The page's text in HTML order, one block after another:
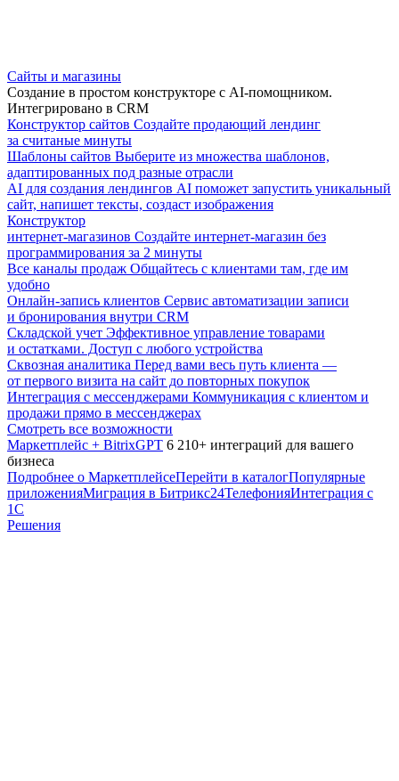
Сайты и магазины
Создание в простом конструкторе с AI-помощником.
Интегрировано в CRM
Конструктор сайтов Создайте продающий лендинг
за считаные минуты
Шаблоны сайтов Выберите из множества шаблонов,
адаптированных под разные отрасли
AI для создания лендингов AI поможет запустить уникальный
сайт, напишет тексты, создаст изображения
Конструктор
интернет-магазинов Создайте интернет-магазин без
программирования за 2 минуты
Все каналы продаж Общайтесь с клиентами там, где им
удобно
Онлайн-запись клиентов Сервис автоматизации записи
и бронирования внутри CRM
Складской учет Эффективное управление товарами
и остатками. Доступ с любого устройства
Сквозная аналитика Перед вами весь путь клиента —
от первого визита на сайт до повторных покупок
Интеграция с мессенджерами Коммуникация с клиентом и
продажи прямо в мессенджерах
Смотреть все возможности
Маркетплейс + BitrixGPT 6 210+ интеграций для вашего
бизнеса
Подробнее о МаркетплейсеПерейти в каталогПопулярные
приложенияМиграция в Битрикс24ТелефонияИнтеграция с
1С
Решения